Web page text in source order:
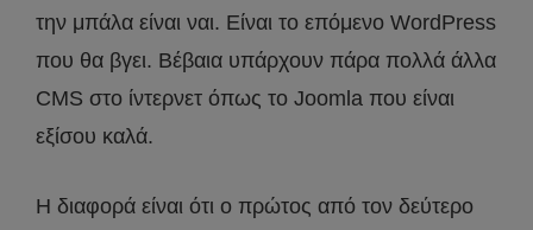
την μπάλα είναι ναι. Είναι το επόμενο WordPress
που θα βγει. Βέβαια υπάρχουν πάρα πολλά άλλα
CMS στο ίντερνετ όπως το Joomla που είναι
εξίσου καλά.
Η διαφορά είναι ότι ο πρώτος από τον δεύτερο